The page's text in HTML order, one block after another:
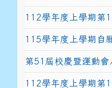
112學年度上學期第
115學年度上學期自
第51屆校慶暨運動
112學年度上學期第